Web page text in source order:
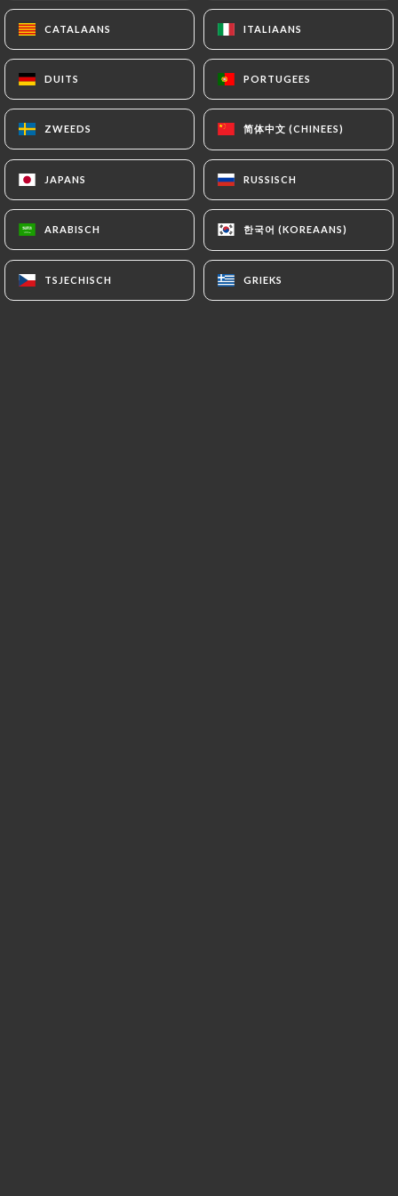
CATALAANS ITALIAANS
DUITS PORTUGEES
ZWEEDS 简体中文 (CHINEES)
JAPANS RUSSISCH
ARABISCH 한국어 (KOREAANS)
TSJECHISCH GRIEKS
CATALAANS ITALIAANS
DUITS PORTUGEES
ZWEEDS 简体中文 (CHINEES)
JAPANS RUSSISCH
ARABISCH 한국어 (KOREAANS)
TSJECHISCH GRIEKS